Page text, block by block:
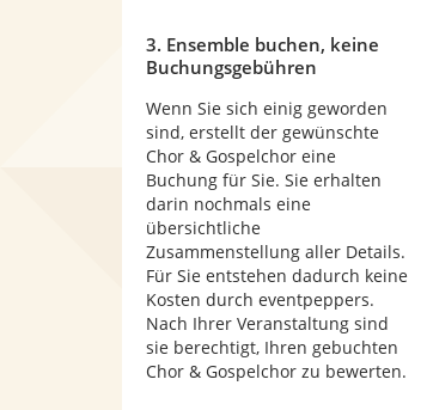
3. Ensemble buchen, keine
Buchungsgebühren
Wenn Sie sich einig geworden
sind, erstellt der gewünschte
Chor & Gospelchor eine
Buchung für Sie. Sie erhalten
darin nochmals eine
übersichtliche
Zusammenstellung aller Details.
Für Sie entstehen dadurch keine
Kosten durch eventpeppers.
Nach Ihrer Veranstaltung sind
sie berechtigt, Ihren gebuchten
Chor & Gospelchor zu bewerten.